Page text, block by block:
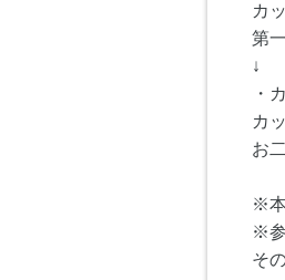
カ
第
↓
・
カ
お
※本
※参
そ